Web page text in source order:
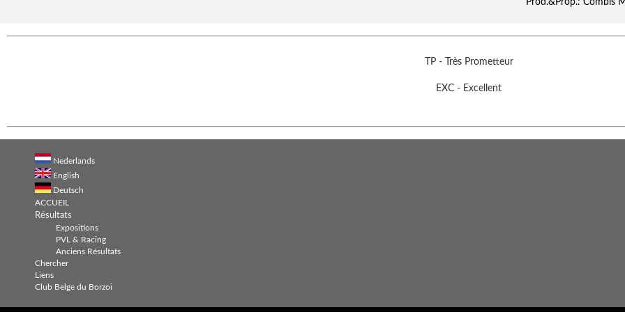
TP - Très Prometteur
EXC - Excellent
Nederlands
English
Deutsch
ACCUEIL
Résultats
Expositions
PVL & Racing
Anciens Résultats
Chercher
Liens
Club Belge du Borzoi